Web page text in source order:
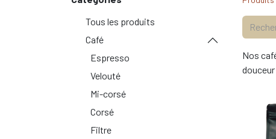
Tous les produits
Café
Espresso
Velouté
Mi-corsé
Corsé
Filtre
Nos